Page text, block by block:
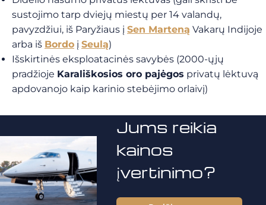
sustojimo tarp dviejų miestų per 14 valandų,
pavyzdžiui, iš Paryžiaus į Sen Marteną Vakarų Indijoje
arba iš Bordo į Seulą)
Išskirtinės eksploatacinės savybės (2000-ųjų
pradžioje Karališkosios oro pajėgos privatų lėktuvą
apdovanojo kaip karinio stebėjimo orlaivį)
Jums reikia
kainos
įvertinimo?